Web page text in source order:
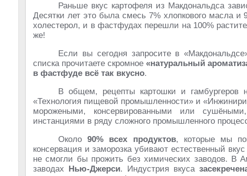
Раньше вкус картофеля из Макдональдса
Десятки лет это была смесь 7% хлопкового масла
холестерол, и в фастфудах перешли на 100%
же!
Если вы сегодня запросите в
списка прочитаете скромное«натуральный
в фастфуде всё так вкусно.
В общем, рецепты картошки и гамбургеров
«Технология пищевой промышленности» и
морожеными, консервированными или
инстанциями в ряду сложного промышленного
Около90% всех продуктов, которые мы
консервация и заморозка убивают естественный
не смогли бы прожить без химических заводов. В
заводах Нью-Джерси. Индустрия вкуса